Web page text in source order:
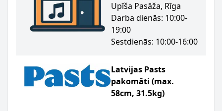
Upīša Pasāža, Rīga
Darba dienās: 10:00-
19:00
Sestdienās: 10:00-16:00
Latvijas Pasts
pakomāti (max.
58cm, 31.5kg)